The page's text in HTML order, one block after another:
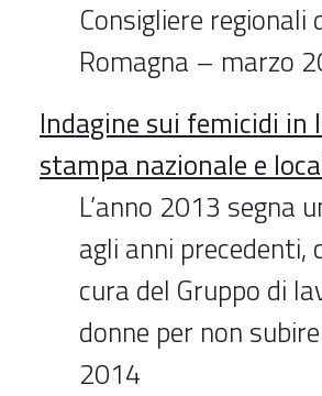
Consigliere
Romagna – marzo
Indagine sui femicidi
stampa nazionale e
L’anno 2013 segna
agli anni precedenti,
cura del Gruppo di
donne per non
2014